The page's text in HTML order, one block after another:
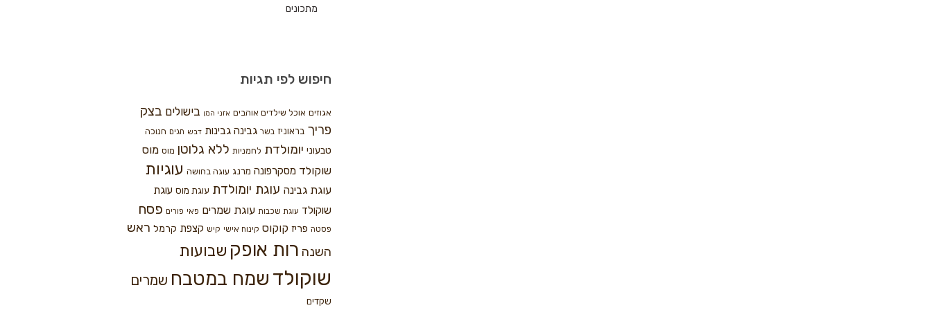
מתכונים
חיפוש לפי תגיות
אגוזים אוכל שילדים אוהבים אזני המן בישולים בצק
פריך בראוניז בשר גבינה גבינות דבש חגים חנוכה
טבעוני יומולדת לחמניות ללא גלוטן מוס מוס
שוקולד מסקרפונה מרנג עוגה בחושה עוגיות
עוגת גבינה עוגת יומולדת עוגת מוס עוגת
שוקולד עוגת שכבות עוגת שמרים פאי פורים פסח
פסטה פריז קוקוס קינוח אישי קיש קצפת קרמל ראש
השנה רות אופק שבועות
שוקולד שמח במטבח שמרים
שקדים